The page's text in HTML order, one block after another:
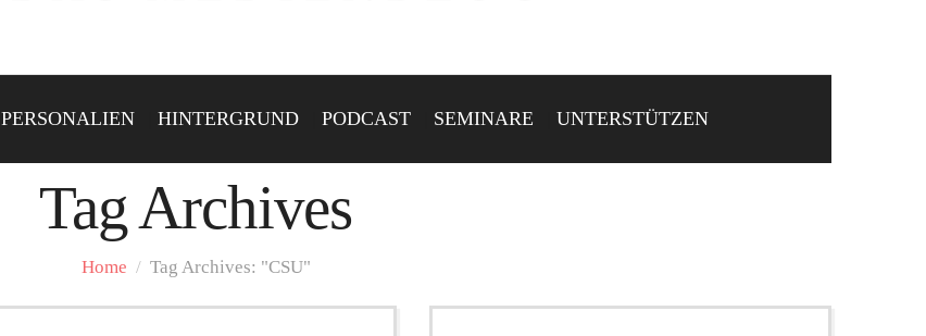
PERSONALIEN HINTERGRUND PODCAST SEMINARE UNTERSTÜTZEN
Tag Archives
Home / Tag Archives: "CSU"